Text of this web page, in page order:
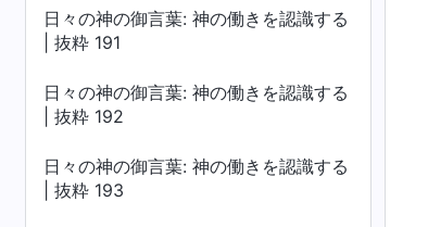
日々の神の御言葉: 神の働きを認識する
| 抜粋 191
日々の神の御言葉: 神の働きを認識する
| 抜粋 192
日々の神の御言葉: 神の働きを認識する
| 抜粋 193